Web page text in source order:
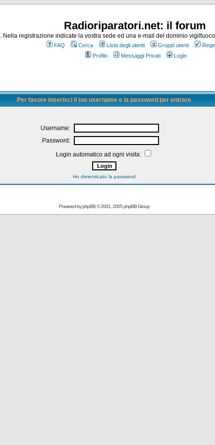
Radioriparatori.net: il forum
. Nella registrazione indicate la vostra sede ed una e-mail del dominio
FAQ Cerca Lista degli utenti Gruppi utenti
Profilo
Messaggi Privati Login
Per favore inserisci il tuo username e la password per entrare
Username:
Password:
Login automatico ad ogni visita:
Ho dimenticato la password
Powered byphpBB© 2001, 2005 phpBB Group